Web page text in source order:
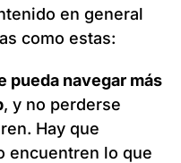
en general
como estas:
pueda navegar más
, y no perderse
Hay que
encuentren lo que